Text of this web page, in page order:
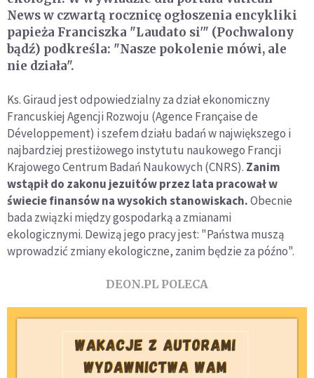
News w czwartą rocznicę ogłoszenia encykliki
papieża Franciszka "Laudato si'" (Pochwalony
bądź) podkreśla: "Nasze pokolenie mówi, ale
nie działa".
Ks. Giraud jest odpowiedzialny za dział ekonomiczny
Francuskiej Agencji Rozwoju (Agence Française de
Développement) i szefem działu badań w największego i
najbardziej prestiżowego instytutu naukowego Francji
Krajowego Centrum Badań Naukowych (CNRS). Zanim
wstąpił do zakonu jezuitów przez lata pracował w
świecie finansów na wysokich stanowiskach.Obecnie
bada związki między gospodarką a zmianami
ekologicznymi. Dewizą jego pracy jest: "Państwa muszą
wprowadzić zmiany ekologiczne, zanim będzie za późno".
DEON.PL POLECA